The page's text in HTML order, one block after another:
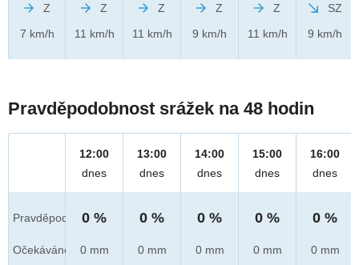
Z
7 km/h
Z
11 km/h
Z
11 km/h
Z
9 km/h
Z
11 km/h
SZ
9 km/h
Pravděpodobnost srážek na 48 hodin
Pravděpod.
Očekáváno
12:00
dnes
0 %
0 mm
13:00
dnes
0 %
0 mm
14:00
dnes
0 %
0 mm
15:00
dnes
0 %
0 mm
16:00
dnes
0 %
0 mm